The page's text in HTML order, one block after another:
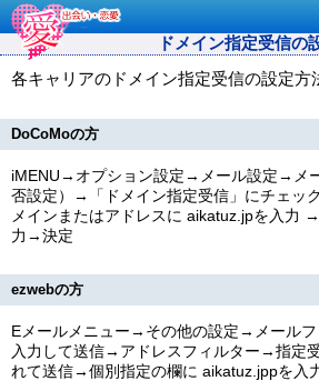
ドメイン指定受信の
各キャリアのドメイン指定受信の設定方
DoCoMoの方
iMENU→オプション設定→メール設定→メ
否設定）→「ドメイン指定受信」にチェッ
メインまたはアドレスに aikatuz.jpを入力
力→決定
ezwebの方
Eメールメニュー→その他の設定→メール
入力して送信→アドレスフィルター→指定
れて送信→個別指定の欄に aikatuz.jppを入